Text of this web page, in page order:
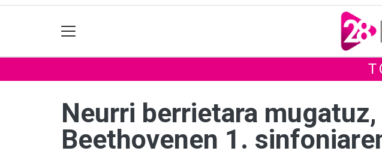
Neurri berrietara
Beethovenen 1.